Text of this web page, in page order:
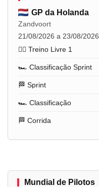
GP da Holanda
Zandvoort
21/08/2026 a 23/08/2026
🏋️‍♂️ Treino Livre 1
🏎️ Classificação Sprint
🏁 Sprint
🏎️ Classificação
🏁 Corrida
Mundial de Pilotos